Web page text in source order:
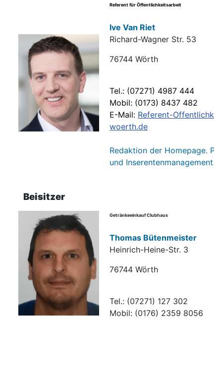
Referent für Öffentlichkeitsarbeit
Ive Van Riet
Richard-Wagner Str. 53
76744 Wörth
Tel.: (07271) 4987 444
Mobil: (0173) 8437 482
E-Mail: Referent-
woerth.de
Redaktion der Homepage.
und Inserentenmanagement.
Beisitzer
Getränkeeinkauf Clubhaus
Thomas Bütenmeister
Heinrich-Heine-Str. 3
76744 Wörth
Tel.: (07271) 127 302
Mobil: (0176) 2359 8056